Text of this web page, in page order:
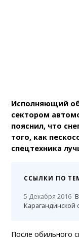
Исполняющий
сектором
пояснил, что
того, как
спецтехника
ССЫЛКИ ПО
5 Декабря 2016
После обильного